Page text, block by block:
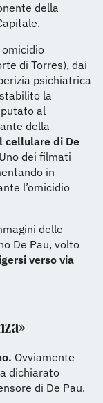
della
omicidio
di Torres), dai
psichiatrica
la
al
della
cellulare di De
Uno dei filmati
in
l’omicidio
delle
De Pau, volto
verso via
Ovviamente
dichiarato
di De Pau.